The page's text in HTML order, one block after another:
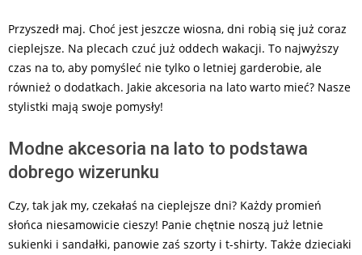
Przyszedł maj. Choć jest jeszcze wiosna, dni robią się już coraz
cieplejsze. Na plecach czuć już oddech wakacji. To najwyższy
czas na to, aby pomyśleć nie tylko o letniej garderobie, ale
również o dodatkach. Jakie akcesoria na lato warto mieć? Nasze
stylistki mają swoje pomysły!
Modne akcesoria na lato to podstawa
dobrego wizerunku
Czy, tak jak my, czekałaś na cieplejsze dni? Każdy promień
słońca niesamowicie cieszy! Panie chętnie noszą już letnie
sukienki i sandałki, panowie zaś szorty i t-shirty. Także dzieciaki